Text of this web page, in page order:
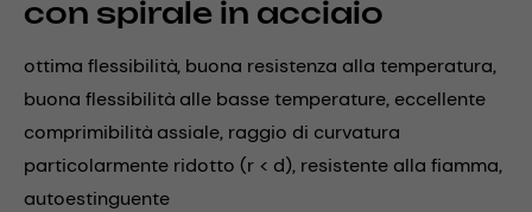
con spirale in acciaio
ottima flessibilità, buona resistenza alla temperatura,
buona flessibilità alle basse temperature, eccellente
comprimibilità assiale, raggio di curvatura
particolarmente ridotto (r < d), resistente alla fiamma,
autoestinguente